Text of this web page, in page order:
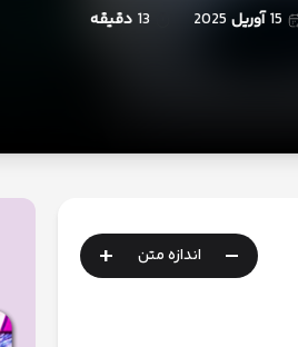
15 آوریل 2025
13 دقیقه
- اندازه متن +